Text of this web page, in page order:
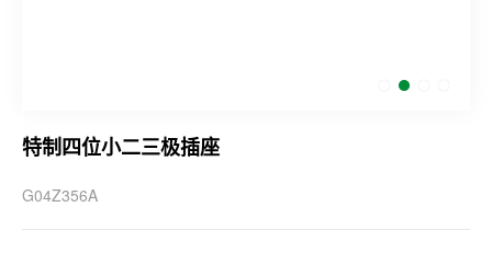
特制四位小二三极插座
G04Z356A